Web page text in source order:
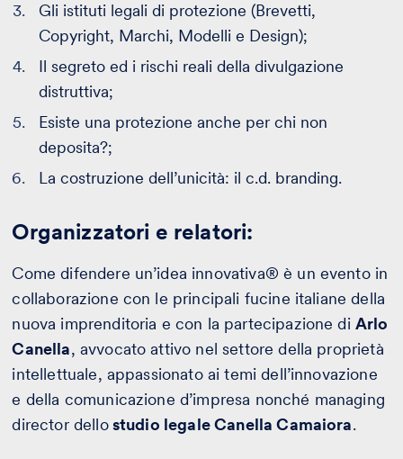
Gli istituti legali di protezione (Brevetti,
Copyright, Marchi, Modelli e Design);
Il segreto ed i rischi reali della divulgazione
distruttiva;
Esiste una protezione anche per chi non
deposita?;
La costruzione dell’unicità: il c.d. branding.
Organizzatori e relatori:
Come difendere un’idea innovativa® è un evento in
collaborazione con le principali fucine italiane della
nuova imprenditoria e con la partecipazione di Arlo
Canella, avvocato attivo nel settore della proprietà
intellettuale, appassionato ai temi dell’innovazione
e della comunicazione d’impresa nonché managing
director dellostudio legale Canella Camaiora.